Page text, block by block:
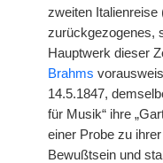
zweiten Italienreise
zurückgezogenes,
Hauptwerk dieser
Brahms
14.5.1847,
für Musik“ ihre
einer Probe zu ihrer
Bewußtsein und